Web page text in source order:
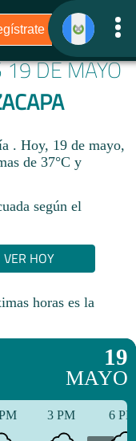
19 DE MAYO
. Hoy, 19 de mayo,
de 37°C y
según el
VER HOY
horas es la
19
MAYO
3 PM 6